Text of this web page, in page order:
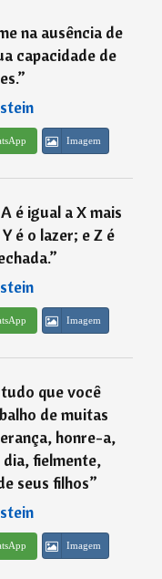
na ausência de
capacidade de
”
Imagem
é igual a X mais
é o lazer; e Z é
”
Imagem
que você
de muitas
honre-a,
fielmente,
seus filhos”
Imagem